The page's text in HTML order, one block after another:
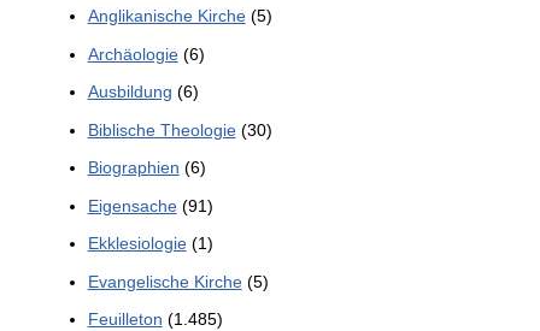
Anglikanische Kirche(5)
Archäologie(6)
Ausbildung (6)
Biblische Theologie(30)
Biographien (6)
Eigensache(91)
Ekklesiologie(1)
Evangelische Kirche(5)
Feuilleton (1.485)